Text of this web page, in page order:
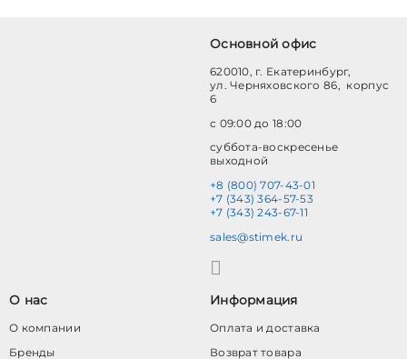
Основной офис
620010, г. Екатеринбург,
ул. Черняховского 86, корпус
6
с 09:00 до 18:00
суббота-воскресенье
выходной
+8 (800) 707-43-01
+7 (343) 364-57-53
+7 (343) 243-67-11
sales@stimek.ru
О нас
О компании
Бренды
Информация
Оплата и доставка
Возврат товара